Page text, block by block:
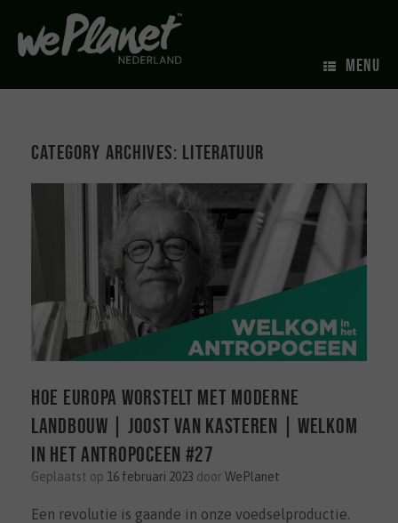
MENU
Category Archives: Literatuur
Hoe Europa worstelt met moderne
landbouw | Joost van Kasteren | Welkom
in het Antropoceen #27
Geplaatst op 16 februari 2023 door WePlanet
Een revolutie is gaande in onze voedselproductie.